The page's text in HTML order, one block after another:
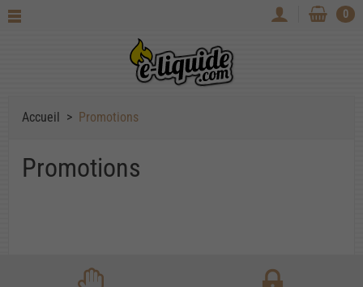
0
Accueil Promotions
Promotions